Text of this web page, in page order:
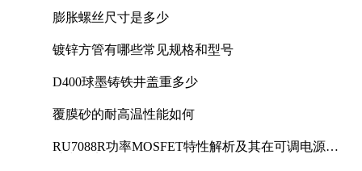
膨胀螺丝尺寸是多少
镀锌方管有哪些常见规格和型号
D400球墨铸铁井盖重多少
覆膜砂的耐高温性能如何
RU7088R功率MOSFET特性解析及其在可调电源设